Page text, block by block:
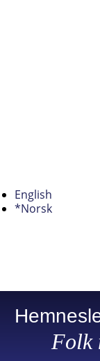
English
*Norsk
Folk